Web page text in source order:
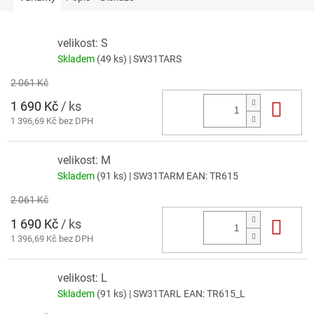
velikost: S
Skladem (49 ks) | SW31TARS
2 061 Kč
1 690 Kč / ks
1 396,69 Kč bez DPH
velikost: M
Skladem (91 ks) | SW31TARM EAN:TR615
2 061 Kč
1 690 Kč / ks
1 396,69 Kč bez DPH
velikost: L
Skladem (91 ks) | SW31TARL EAN:TR615_L